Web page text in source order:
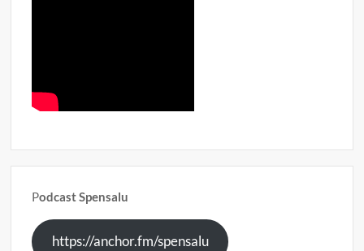
Podcast Spensalu
https://anchor.fm/spensalu